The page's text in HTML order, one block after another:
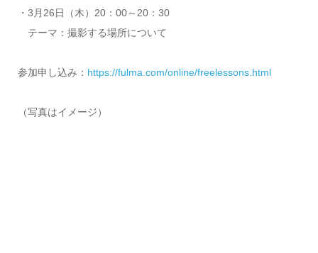
・3月26日（木）20：00～20：30
テーマ：撮影する場所について
参加申し込み： https://fulma.com/online/freelessons.html
（写真はイメージ）